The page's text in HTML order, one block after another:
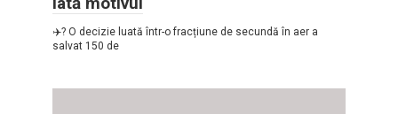
✈️? O decizie luată într-o fracțiune de secundă în aer a
salvat 150 de